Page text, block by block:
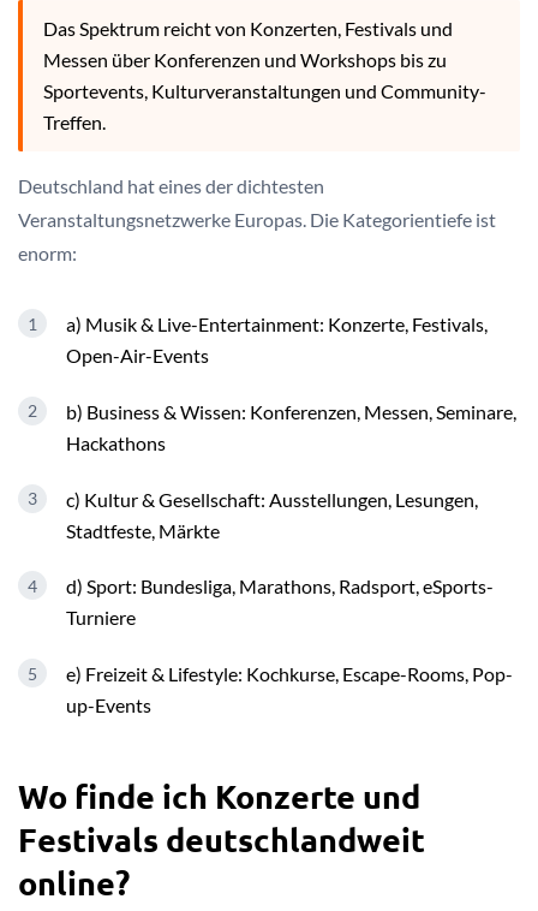
Das Spektrum reicht von Konzerten, Festivals und
Messen über Konferenzen und Workshops bis zu
Sportevents, Kulturveranstaltungen und Community-
Treffen.
Deutschland hat eines der dichtesten
Veranstaltungsnetzwerke Europas. Die Kategorientiefe ist
enorm:
a) Musik & Live-Entertainment: Konzerte, Festivals,
Open-Air-Events
b) Business & Wissen: Konferenzen, Messen, Seminare,
Hackathons
c) Kultur & Gesellschaft: Ausstellungen, Lesungen,
Stadtfeste, Märkte
d) Sport: Bundesliga, Marathons, Radsport, eSports-
Turniere
e) Freizeit & Lifestyle: Kochkurse, Escape-Rooms, Pop-
up-Events
Wo finde ich Konzerte und
Festivals deutschlandweit
online?